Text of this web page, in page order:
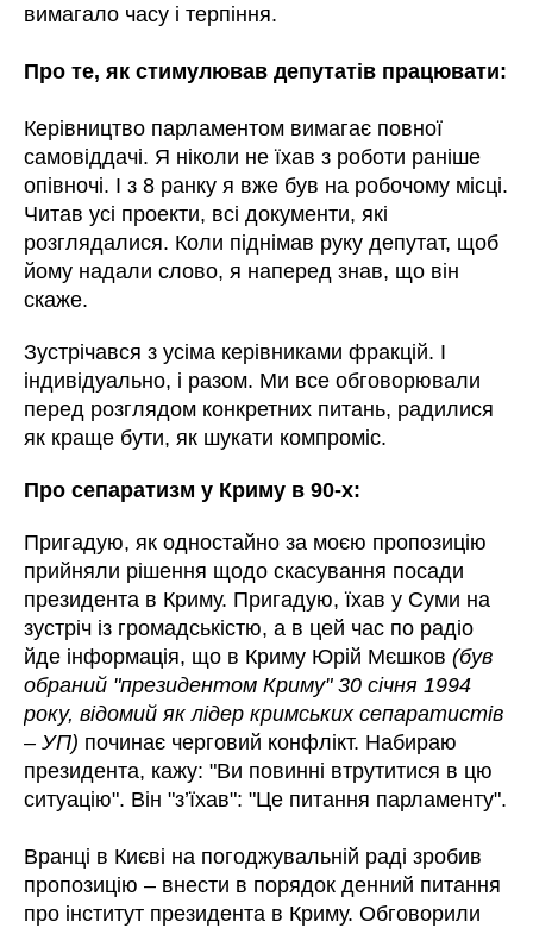
вимагало часу і терпіння.
Про те, як стимулював депутатів працювати:
Керівництво парламентом вимагає повної
самовіддачі. Я ніколи не їхав з роботи раніше
опівночі. І з 8 ранку я вже був на робочому місці.
Читав усі проекти, всі документи, які
розглядалися. Коли піднімав руку депутат, щоб
йому надали слово, я наперед знав, що він
скаже.
Зустрічався з усіма керівниками фракцій. І
індивідуально, і разом. Ми все обговорювали
перед розглядом конкретних питань, радилися
як краще бути, як шукати компроміс.
Про сепаратизм у Криму в 90-х:
Пригадую, як одностайно за моєю пропозицію
прийняли рішення щодо скасування посади
президента в Криму. Пригадую, їхав у Суми на
зустріч із громадськістю, а в цей час по радіо
йде інформація, що в Криму Юрій Мєшков(був
обраний "президентом Криму" 30 січня 1994
року, відомий як лідер кримських сепаратистів
– УП) починає черговий конфлікт. Набираю
президента, кажу: "Ви повинні втрутитися в цю
ситуацію". Він "з’їхав": "Це питання парламенту".
Вранці в Києві на погоджувальній раді зробив
пропозицію – внести в порядок денний питання
про інститут президента в Криму. Обговорили